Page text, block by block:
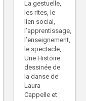
La gestuelle,
les rites, le
lien social,
l’apprentissage,
l’enseignement,
le spectacle,
Une Histoire
dessinée de
la danse de
Laura
Cappelle et